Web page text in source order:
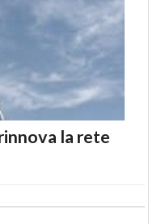
la rete